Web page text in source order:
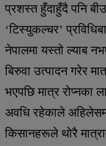
प्रशस्त हुँदाहुँदै पनि
‘टिस्युकल्चर’
नेपालमा यस्तो ल्याब
बिरुवा उत्पादन गरेर
भएपछि मात्र रोप्नका
अवधि रहेकाले
किसानहरूले थोरै